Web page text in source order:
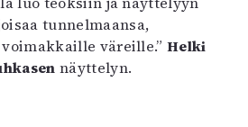
tunnelmaansa,
väreille.”Helki
näyttelyn.